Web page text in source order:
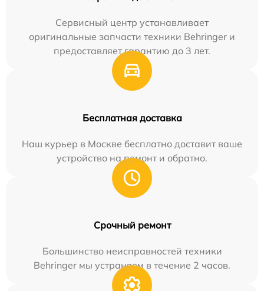
Сервисный центр устанавливает
оригинальные запчасти техники Behringer и
предоставляет гарантию до 3 лет.
Бесплатная доставка
Наш курьер в Москве бесплатно доставит ваше
устройство на ремонт и обратно.
Срочный ремонт
Большинство неисправностей техники
Behringer мы устраняем в течение 2 часов.